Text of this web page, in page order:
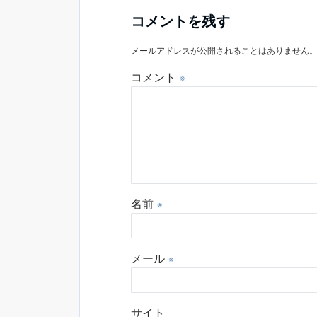
コメントを残す
メールアドレスが公開されることはありません。
コメント ※
名前 ※
メール ※
サイト